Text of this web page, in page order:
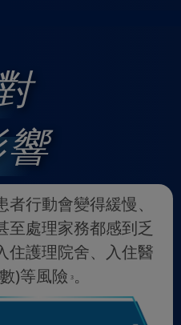
行動會變得緩慢、
至處理家務都感到乏
住護理院舍、入住醫
)等風險 3。